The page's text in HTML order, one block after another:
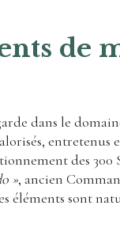
de
dans le
entretenus
des 300
», ancien
éléments sont